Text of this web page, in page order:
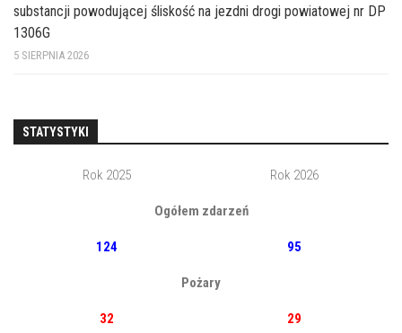
substancji powodującej śliskość na jezdni drogi powiatowej nr DP
1306G
5 SIERPNIA 2026
STATYSTYKI
Rok 2025 Rok 2026
Ogółem zdarzeń
124 95
Pożary
32 29